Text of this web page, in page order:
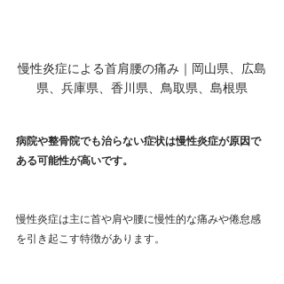
慢性炎症による首肩腰の痛み｜岡山県、広島
県、兵庫県、香川県、鳥取県、島根県
病院や整骨院でも治らない症状は慢性炎症が原因で
ある可能性が高いです。
慢性炎症は主に首や肩や腰に慢性的な痛みや倦怠感
を引き起こす特徴があります。